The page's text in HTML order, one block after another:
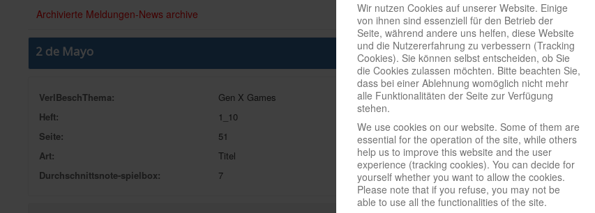
Archivierte Meldungen-News archive
2 de Mayo
VerlBeschThema:
Gen X Games
Heft:
1_10
Seite:
51
Art:
Titel
Durchschnittsnote-spielbox:
7
Wir nutzen Cookies auf unserer Website. Einige
von ihnen sind essenziell für den Betrieb der
Seite, während andere uns helfen, diese Website
und die Nutzererfahrung zu verbessern (Tracking
Cookies). Sie können selbst entscheiden, ob Sie
die Cookies zulassen möchten. Bitte beachten Sie,
dass bei einer Ablehnung womöglich nicht mehr
alle Funktionalitäten der Seite zur Verfügung
stehen.
We use cookies on our website. Some of them are
essential for the operation of the site, while others
help us to improve this website and the user
experience (tracking cookies). You can decide for
yourself whether you want to allow the cookies.
Please note that if you refuse, you may not be
able to use all the functionalities of the site.